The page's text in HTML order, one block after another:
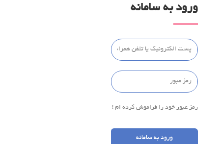
ورود به سامانه
رمز عبور خود را فراموش کرده ام !
ورود به سامانه